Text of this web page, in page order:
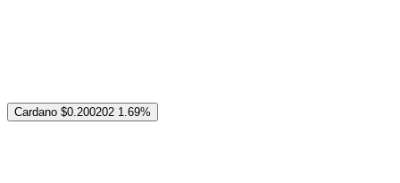
Cardano $0.200202 1.69%